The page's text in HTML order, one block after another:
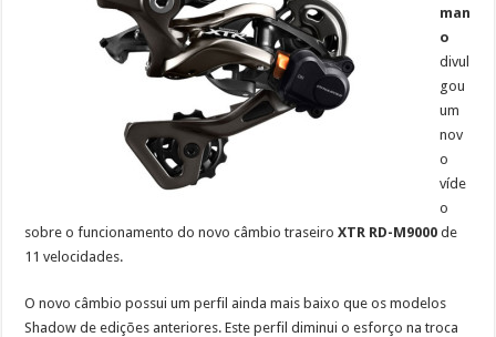
man
o
divul
gou
um
nov
o
víde
o
sobre o funcionamento do novo câmbio traseiroXTR RD-M9000 de
11 velocidades.
O novo câmbio possui um perfil ainda mais baixo que os modelos
Shadow de edições anteriores. Este perfil diminui o esforço na troca